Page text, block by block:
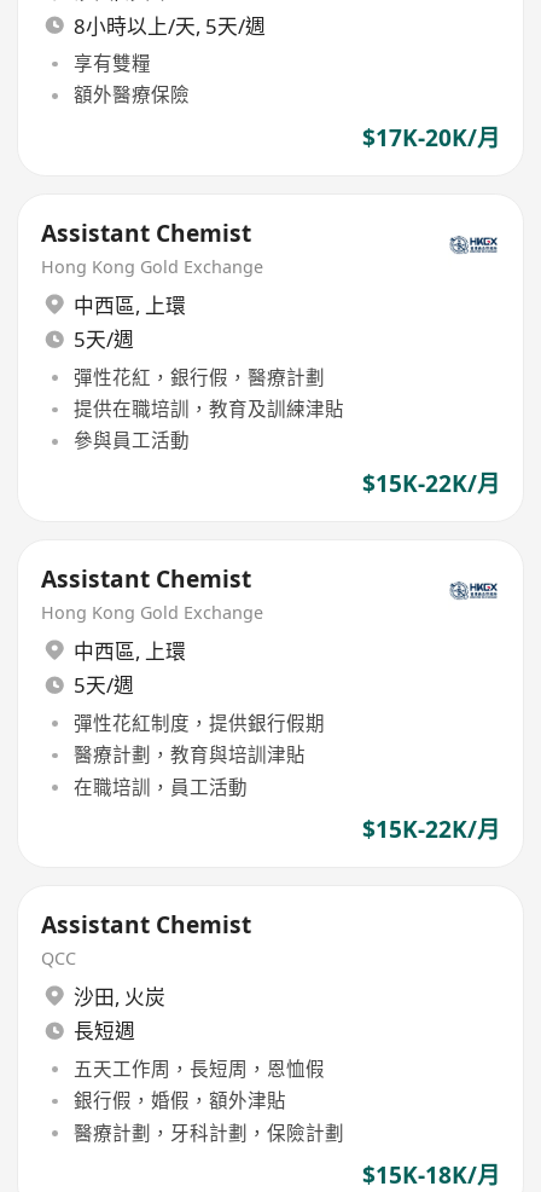
8小時以上/天, 5天/週
享有雙糧
額外醫療保險
$17K-20K/月
Assistant Chemist
Hong Kong Gold Exchange
中西區, 上環
5天/週
彈性花紅，銀行假，醫療計劃
提供在職培訓，教育及訓練津貼
參與員工活動
$15K-22K/月
Assistant Chemist
Hong Kong Gold Exchange
中西區, 上環
5天/週
彈性花紅制度，提供銀行假期
醫療計劃，教育與培訓津貼
在職培訓，員工活動
$15K-22K/月
Assistant Chemist
QCC
沙田, 火炭
長短週
五天工作周，長短周，恩恤假
銀行假，婚假，額外津貼
醫療計劃，牙科計劃，保險計劃
$15K-18K/月